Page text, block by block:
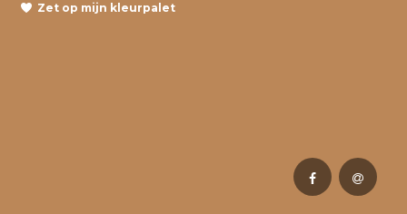
Zet op mijn kleurpalet